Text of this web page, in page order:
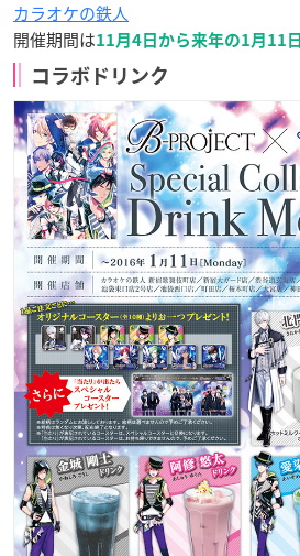
カラオケの鉄人
開催期間は11月4日から来年の1月11日
コラボドリンク